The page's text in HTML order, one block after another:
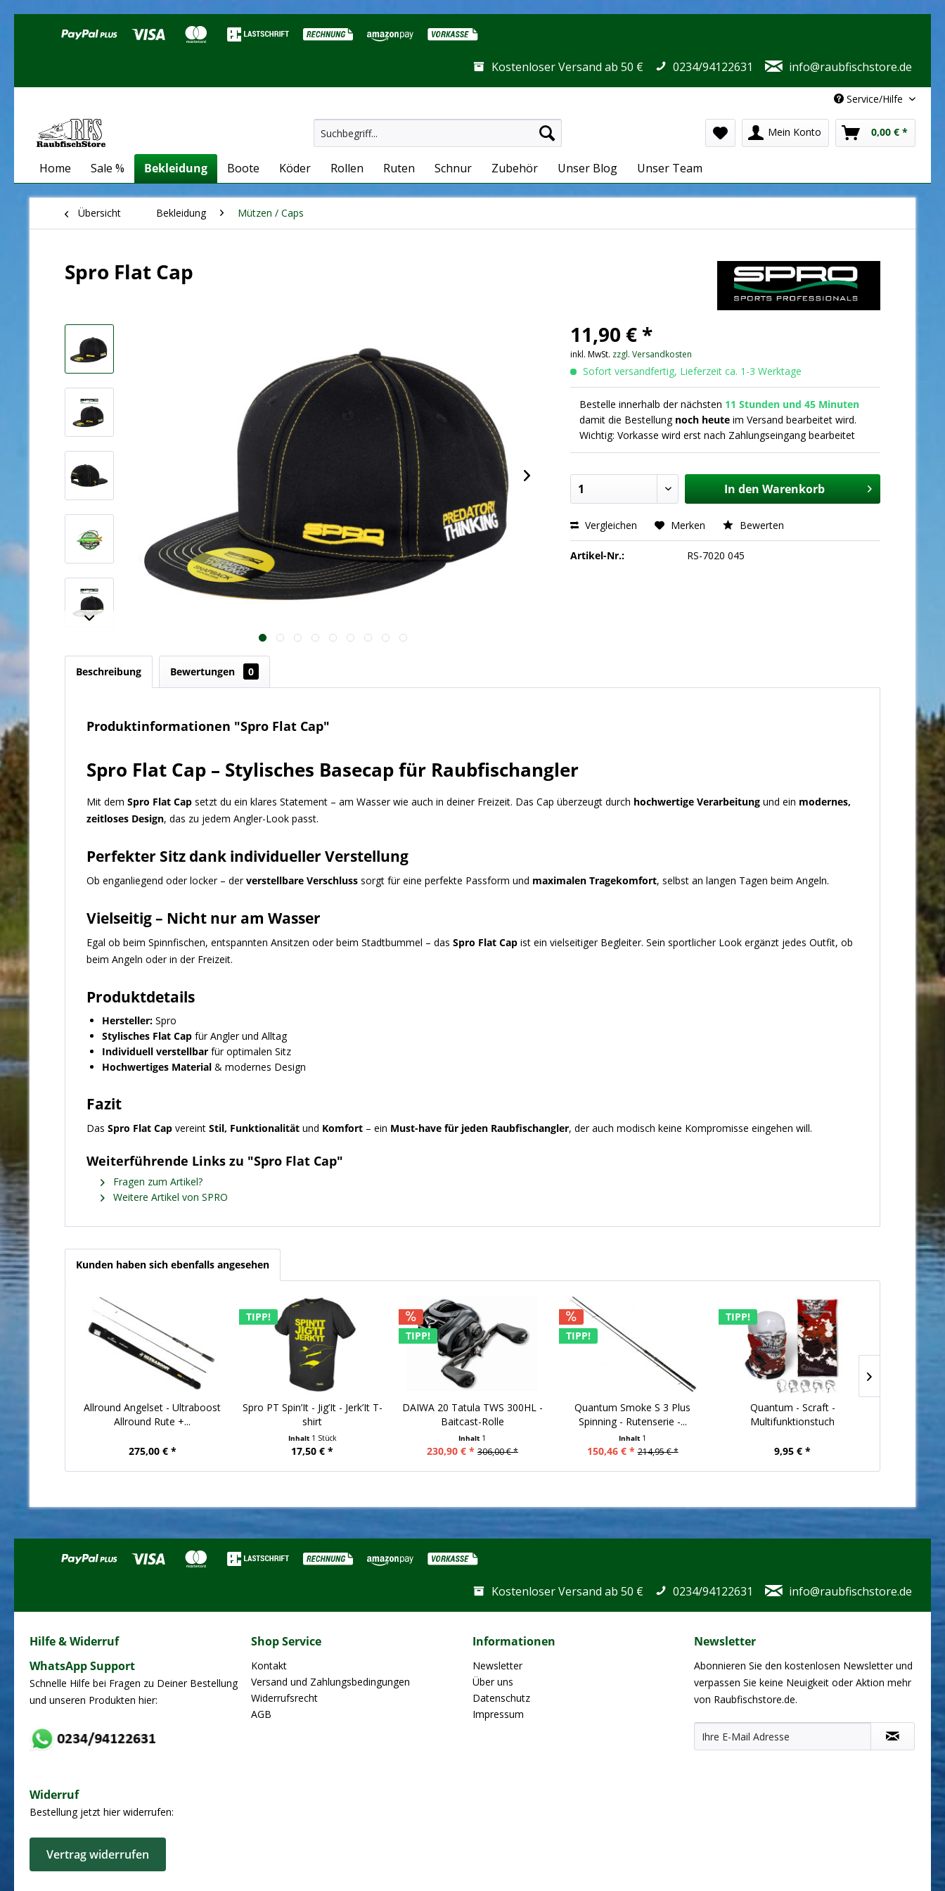
Kostenloser Versand ab 50 € 0234/94122631 info@raubfischstore.de
Service/Hilfe
Mein Konto 0,00 € *
Home Sale % Bekleidung Boote Köder Rollen Ruten Schnur Zubehör Unser Blog Unser Team
Übersicht Bekleidung Mützen / Caps
Spro Flat Cap
11,90 € *
inkl. MwSt. zzgl. Versandkosten
Sofort versandfertig, Lieferzeit ca. 1-3 Werktage
Bestelle innerhalb der nächsten 11 Stunden und 45 Minuten
damit die Bestellung noch heute im Versand bearbeitet wird.
Wichtig: Vorkasse wird erst nach Zahlungseingang bearbeitet
In den Warenkorb
Vergleichen Merken Bewerten
Artikel-Nr.: RS-7020 045
Beschreibung Bewertungen 0
Produktinformationen "Spro Flat Cap"
Spro Flat Cap – Stylisches Basecap für Raubfischangler
Mit dem Spro Flat Cap setzt du ein klares Statement – am Wasser wie auch in deiner Freizeit. Das Cap überzeugt durch hochwertige Verarbeitung und ein modernes,
zeitloses Design, das zu jedem Angler-Look passt.
Perfekter Sitz dank individueller Verstellung
Ob enganliegend oder locker – derverstellbare Verschluss sorgt für eine perfekte Passform und maximalen Tragekomfort, selbst an langen Tagen beim Angeln.
Vielseitig – Nicht nur am Wasser
Egal ob beim Spinnfischen, entspannten Ansitzen oder beim Stadtbummel – das Spro Flat Cap ist ein vielseitiger Begleiter. Sein sportlicher Look ergänzt jedes Outfit, ob
beim Angeln oder in der Freizeit.
Produktdetails
Hersteller: Spro
Stylisches Flat Cap für Angler und Alltag
Individuell verstellbar für optimalen Sitz
Hochwertiges Material & modernes Design
Fazit
Das Spro Flat Cap vereint Stil, Funktionalität und Komfort – ein Must-have für jeden Raubfischangler, der auch modisch keine Kompromisse eingehen will.
Weiterführende Links zu "Spro Flat Cap"
Fragen zum Artikel?
Weitere Artikel von SPRO
Kunden haben sich ebenfalls angesehen
Allround Angelset - Ultraboost
Allround Rute +...
275,00 € *
TIPP!
Spro PT Spin’It - Jig’It - Jerk’It T-
shirt
Inhalt 1 Stück
17,50 € *
TIPP!
DAIWA 20 Tatula TWS 300HL -
Baitcast-Rolle
Inhalt 1
230,90 € * 306,00 € *
TIPP!
Quantum Smoke S 3 Plus
Spinning - Rutenserie -...
Inhalt 1
150,46 € * 214,95 € *
TIPP!
Quantum - Scraft -
Multifunktionstuch
9,95 € *
Kostenloser Versand ab 50 € 0234/94122631 info@raubfischstore.de
Hilfe & Widerruf
WhatsApp Support
Schnelle Hilfe bei Fragen zu Deiner Bestellung
und unseren Produkten hier:
Widerruf
Bestellung jetzt hier widerrufen:
Vertrag widerrufen
Shop Service
Kontakt
Versand und Zahlungsbedingungen
Widerrufsrecht
AGB
Informationen
Newsletter
Über uns
Datenschutz
Impressum
Newsletter
Abonnieren Sie den kostenlosen Newsletter und
verpassen Sie keine Neuigkeit oder Aktion mehr
von Raubfischstore.de.